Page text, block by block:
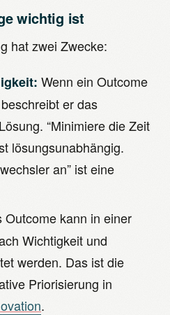
wichtig ist
hat zwei Zwecke:
Wenn ein Outcome
er das
“Minimiere die Zeit
lösungsunabhängig.
an” ist eine
Outcome kann in einer
Wichtigkeit und
werden. Das ist die
Priorisierung in
.